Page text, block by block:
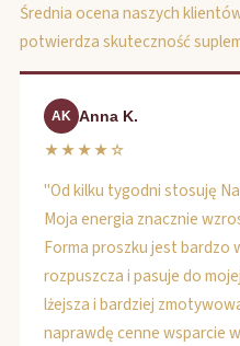
Średnia ocena naszych
potwierdza skuteczność
AK Anna K.
★★★★☆
"Od kilku tygodni stosuję
Moja energia znacznie
Forma proszku jest bardzo
rozpuszcza i pasuje do
lżejsza i bardziej
naprawdę cenne wsparcie